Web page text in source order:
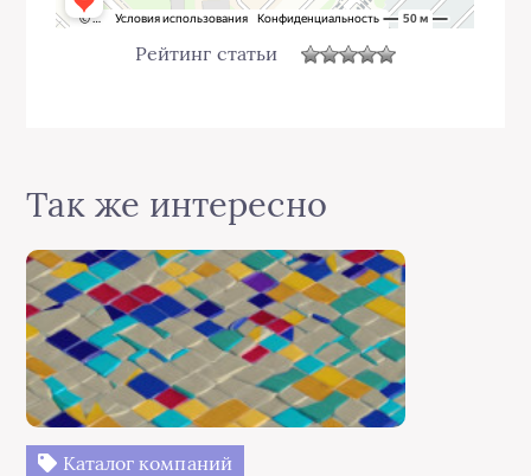
Рейтинг статьи
Так же интересно
Каталог компаний